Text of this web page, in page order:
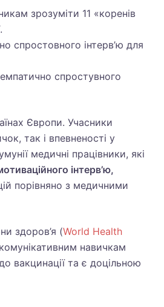
зрозуміти 11 «коренів
спростовного інтерв’ю для
спростувного
Європи. Учасники
так і впевненості у
медичні працівники, які
інтерв’ю,
порівняно з медичними
здоров’я (World Health
навичкам
вакцинації та є доцільною